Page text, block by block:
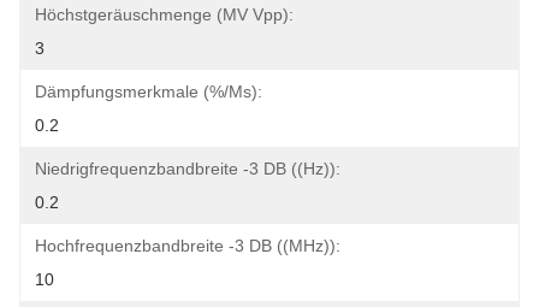
Höchstgeräuschmenge (mV Vpp):
3
Dämpfungsmerkmale (%/ms):
0.2
Niedrigfrequenzbandbreite -3 DB ((Hz)):
0.2
Hochfrequenzbandbreite -3 DB ((MHz)):
10